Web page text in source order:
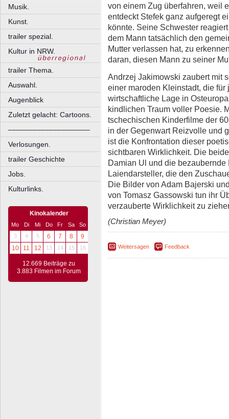
Musik.
Kunst.
trailer spezial.
Kultur in NRW.
trailer Thema.
Auswahl.
Augenblick
Zuletzt gelacht: Cartoons.
––––––––––––––––––––
Verlosungen.
trailer Geschichte
Jobs.
Kulturlinks.
Kinokalender
Mo Di Mi Do Fr Sa
So
3
4 5 6 7 8
9
10
11 12 13 14 15 16
12.669 Beiträge zu
3.883 Filmen im Forum
von einem Zug überfahren, weil
entdeckt Stefek ganz aufgeregt
könnte. Seine Schwester
dem Mann tatsächlich den
Mutter verlassen hat, zu
daran, diesen Mann zu seiner
Andrzej Jakimowski zaubert mit
einer maroden Kleinstadt, die
wirtschaftliche Lage in
kindlichen Traum voller Poesie.
tschechischen Kinderfilme der
in der Gegenwart Reizvolle und
ist die Konfrontation dieser
sichtbaren Wirklichkeit. Die
Damian Ul und die
Laiendarsteller, die den
Die Bilder von Adam Bajerski
von Tomasz Gassowski tun ihr
verzauberte Wirklichkeit zu
(Christian Meyer)
Weitersagen Feedback